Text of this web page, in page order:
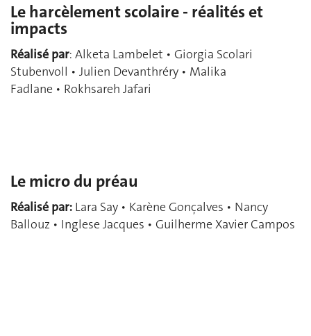
Le harcèlement scolaire - réalités et
impacts
Réalisé par: Alketa Lambelet • Giorgia Scolari
Stubenvoll • Julien Devanthréry • Malika
Fadlane • Rokhsareh Jafari
Le micro du préau
Réalisé par: Lara Say • Karène Gonçalves • Nancy
Ballouz • Inglese Jacques • Guilherme Xavier Campos